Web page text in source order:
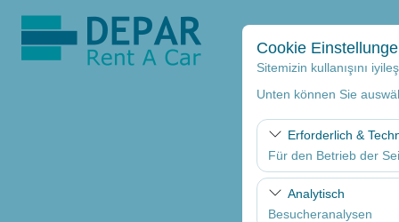
Cookie
Sitemizin kullanışını
Unten können Sie
Erforderlich &
Für den Betrieb der
Diese Cookies sind
und grundlegende
Analytisch
Besucheranalysen